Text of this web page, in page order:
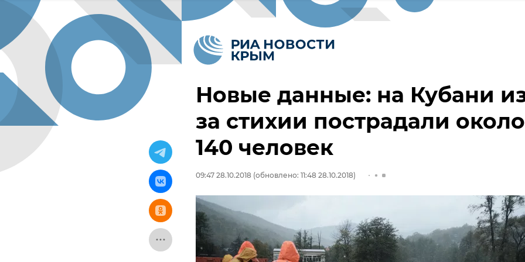
Новые данные: на Кубани
за стихии пострадали около
140 человек
09:47 28.10.2018 (обновлено: 11:48 28.10.2018)